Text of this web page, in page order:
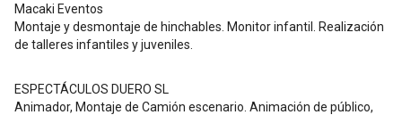
Macaki Eventos
Montaje y desmontaje de hinchables. Monitor infantil. Realización
de talleres infantiles y juveniles.
ESPECTÁCULOS DUERO SL
Animador, Montaje de Camión escenario. Animación de público,